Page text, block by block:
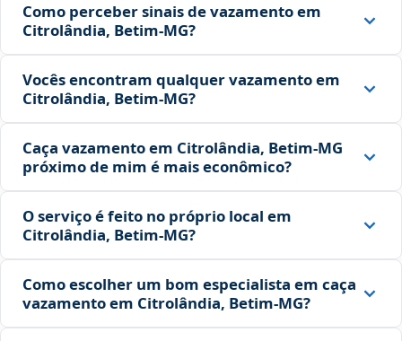
Como perceber sinais de vazamento em
Citrolândia, Betim‑MG?
Vocês encontram qualquer vazamento em
Citrolândia, Betim‑MG?
Caça vazamento em Citrolândia, Betim‑MG
próximo de mim é mais econômico?
O serviço é feito no próprio local em
Citrolândia, Betim‑MG?
Como escolher um bom especialista em caça
vazamento em Citrolândia, Betim‑MG?